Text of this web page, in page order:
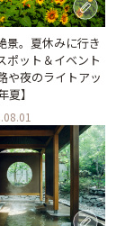
景。夏休みに行き
ポット＆イベント
や夜のライトアッ
夏】